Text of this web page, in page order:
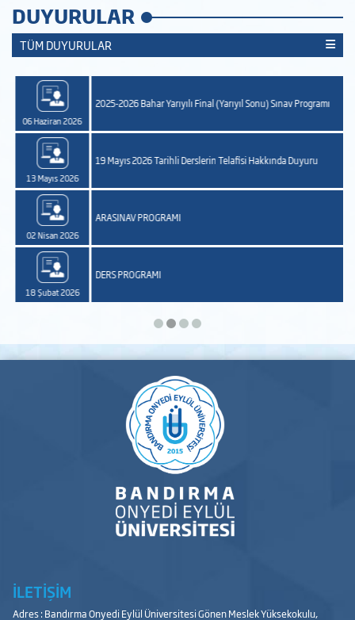
TÜM DUYURULAR
DUYURULAR
06 Haziran 2026
2025-2026 Bahar Yarıyılı Final (Yarıyıl Sonu) Sınav Programı
13 Mayıs 2026
19 Mayıs 2026 Tarihli Derslerin Telafisi Hakkında Duyuru
02 Nisan 2026
ARASINAV PROGRAMI
18 Şubat 2026
DERS PROGRAMI
İLETİŞİM
Adres : Bandırma Onyedi Eylül Üniversitesi Gönen Meslek Yüksekokulu,